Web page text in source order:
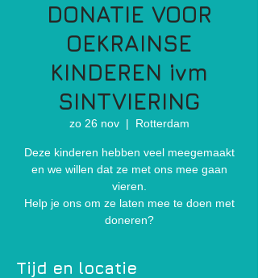
DONATIE VOOR
OEKRAINSE
KINDEREN ivm
SINTVIERING
zo 26 nov
  |
Rotterdam
Deze kinderen hebben veel meegemaakt
en we willen dat ze met ons mee gaan
vieren.
Help je ons om ze laten mee te doen met
doneren?
Tijd en locatie